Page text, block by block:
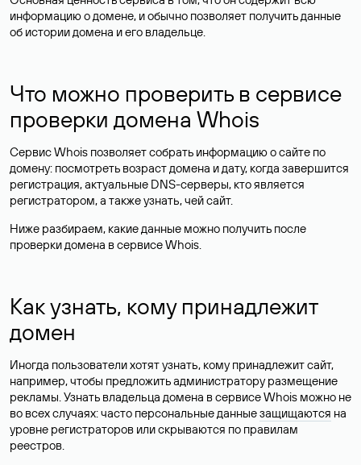
информацию о домене, и обычно позволяет получить данные
об истории домена и его владельце.
Что можно проверить в сервисе
проверки домена Whois
Сервис Whois позволяет собрать информацию о сайте по
домену: посмотреть возраст домена и дату, когда завершится
регистрация, актуальные DNS-серверы, кто является
регистратором, а также узнать, чей сайт.
Ниже разбираем, какие данные можно получить после
проверки домена в сервисе Whois.
Как узнать, кому принадлежит
домен
Иногда пользователи хотят узнать, кому принадлежит сайт,
например, чтобы предложить администратору размещение
рекламы. Узнать владельца домена в сервисе Whois можно не
во всех случаях: часто персональные данныезащищаются на
уровне регистраторов или скрываются по правилам
реестров.